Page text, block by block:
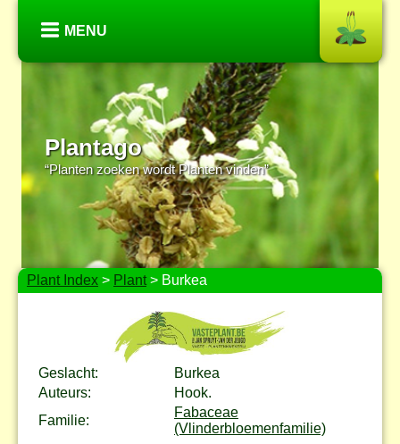
MENU
Plantago
“Planten zoeken wordt Planten vinden”
Plant Index > Plant> Burkea
Geslacht:
Burkea
Auteurs:
Hook.
Familie:
Fabaceae
(Vlinderbloemenfamilie)